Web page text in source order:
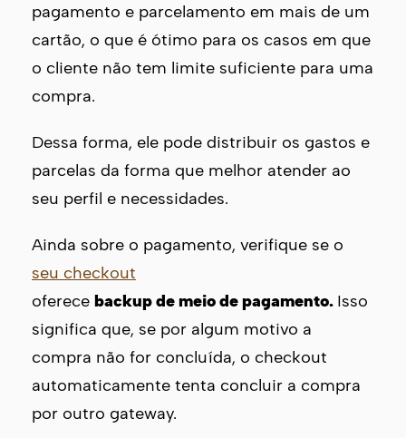
pagamento e parcelamento em mais de um
cartão, o que é ótimo para os casos em que
o cliente não tem limite suficiente para uma
compra.
Dessa forma, ele pode distribuir os gastos e
parcelas da forma que melhor atender ao
seu perfil e necessidades.
Ainda sobre o pagamento, verifique se o
seu checkout
oferece backup de meio de pagamento. Isso
significa que, se por algum motivo a
compra não for concluída, o checkout
automaticamente tenta concluir a compra
por outro gateway.